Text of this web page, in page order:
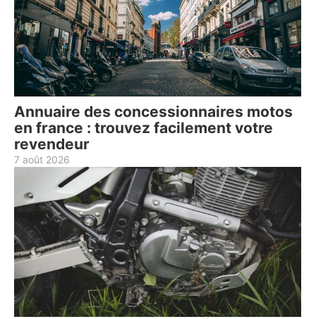
Annuaire des concessionnaires motos
en france : trouvez facilement votre
revendeur
7 août 2026